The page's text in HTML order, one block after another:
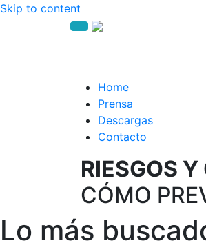
Skip to content
Home
Prensa
Descargas
Contacto
RIESGOS
CÓMO
Lo más